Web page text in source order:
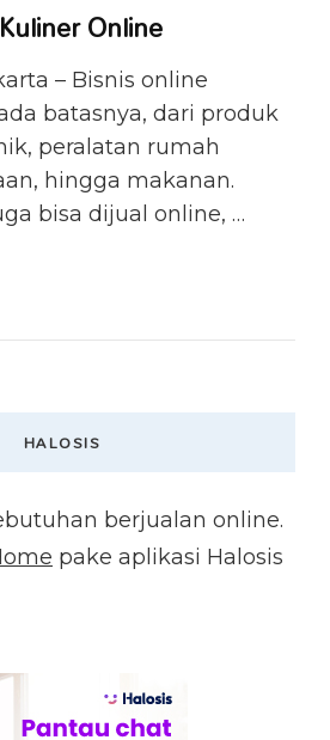
Online
– Bisnis online
batasnya, dari produk
peralatan rumah
hingga makanan.
bisa dijual online, …
HALOSIS
berjualan online.
pake aplikasi Halosis